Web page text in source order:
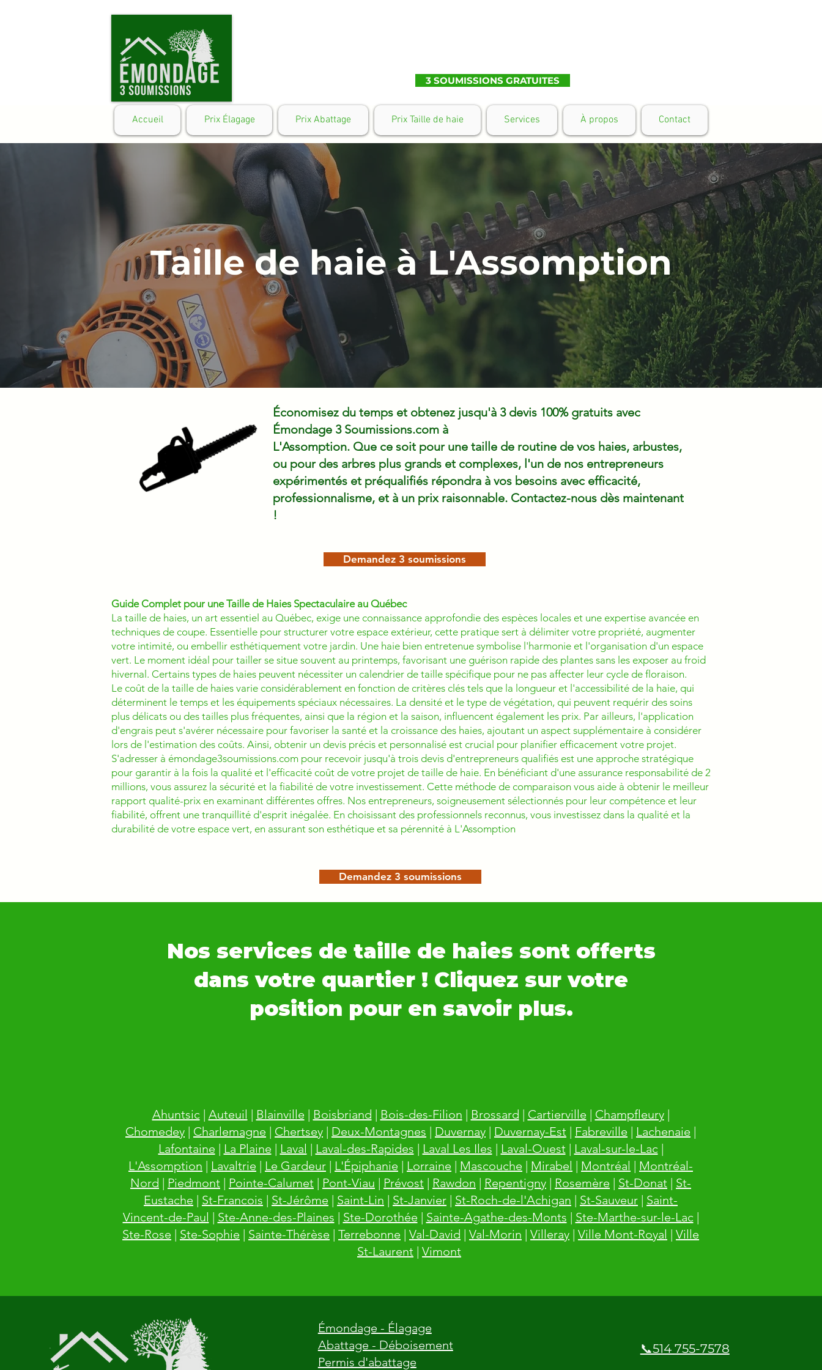
3 SOUMISSIONS GRATUITES
Accueil Prix Élagage Prix Abattage Prix Taille de haie Services À propos Contact
Taille de haie à L'Assomption
Économisez du temps et obtenez jusqu'à 3 devis 100% gratuits avec
Émondage 3 Soumissions.com à
L'Assomption. Que ce soit pour une taille de routine de vos haies, arbustes,
ou pour des arbres plus grands et complexes, l'un de nos entrepreneurs
expérimentés et préqualifiés répondra à vos besoins avec efficacité,
professionnalisme, et à un prix raisonnable. Contactez-nous dès maintenant
!
Demandez 3 soumissions
Guide Complet pour une Taille de Haies Spectaculaire au Québec
La taille de haies, un art essentiel au Québec, exige une connaissance approfondie des espèces locales et une expertise avancée en
techniques de coupe. Essentielle pour structurer votre espace extérieur, cette pratique sert à délimiter votre propriété, augmenter
votre intimité, ou embellir esthétiquement votre jardin. Une haie bien entretenue symbolise l'harmonie et l'organisation d'un espace
vert. Le moment idéal pour tailler se situe souvent au printemps, favorisant une guérison rapide des plantes sans les exposer au froid
hivernal. Certains types de haies peuvent nécessiter un calendrier de taille spécifique pour ne pas affecter leur cycle de floraison.
Le coût de la taille de haies varie considérablement en fonction de critères clés tels que la longueur et l'accessibilité de la haie, qui
déterminent le temps et les équipements spéciaux nécessaires. La densité et le type de végétation, qui peuvent requérir des soins
plus délicats ou des tailles plus fréquentes, ainsi que la région et la saison, influencent également les prix. Par ailleurs, l'application
d'engrais peut s'avérer nécessaire pour favoriser la santé et la croissance des haies, ajoutant un aspect supplémentaire à considérer
lors de l'estimation des coûts. Ainsi, obtenir un devis précis et personnalisé est crucial pour planifier efficacement votre projet.
S'adresser à émondage3soumissions.com pour recevoir jusqu'à trois devis d'entrepreneurs qualifiés est une approche stratégique
pour garantir à la fois la qualité et l'efficacité coût de votre projet de taille de haie. En bénéficiant d'une assurance responsabilité de 2
millions, vous assurez la sécurité et la fiabilité de votre investissement. Cette méthode de comparaison vous aide à obtenir le meilleur
rapport qualité-prix en examinant différentes offres. Nos entrepreneurs, soigneusement sélectionnés pour leur compétence et leur
fiabilité, offrent une tranquillité d'esprit inégalée. En choisissant des professionnels reconnus, vous investissez dans la qualité et la
durabilité de votre espace vert, en assurant son esthétique et sa pérennité à L'Assomption
Demandez 3 soumissions
Nos services de taille de haies sont offerts
dans votre quartier ! Cliquez sur votre
position pour en savoir plus.
Ahuntsic| Auteuil | Blainville | Boisbriand | Bois-des-Filion | Brossard | Cartierville | Champfleury|
Chomedey | Charlemagne | Chertsey | Deux-Montagnes | Duvernay | Duvernay-Est | Fabreville | Lachenaie |
Lafontaine | La Plaine | Laval | Laval-des-Rapides | Laval Les Iles | Laval-Ouest| Laval-sur-le-Lac|
L'Assomption | Lavaltrie | Le Gardeur | L'Épiphanie | Lorraine | Mascouche | Mirabel | Montréal | Montréal-
Nord | Piedmont | Pointe-Calumet | Pont-Viau | Prévost | Rawdon | Repentigny | Rosemère | St-Donat | St-
Eustache | St-Francois | St-Jérôme | Saint-Lin | St-Janvier | St-Roch-de-l'Achigan | St-Sauveur | Saint-
Vincent-de-Paul | Ste-Anne-des-Plaines | Ste-Dorothée | Sainte-Agathe-des-Monts | Ste-Marthe-sur-le-Lac|
Ste-Rose | Ste-Sophie | Sainte-Thérèse | Terrebonne | Val-David | Val-Morin | Villeray | Ville Mont-Royal | Ville
St-Laurent | Vimont
Émondage - Élagage
Abattage - Déboisement
Permis d'abattage
📞514 755-7578